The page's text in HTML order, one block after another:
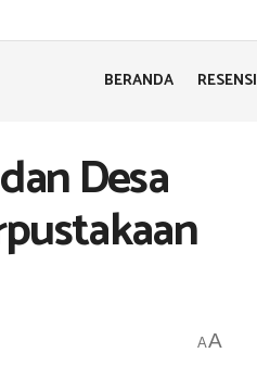
BERANDA RESENSI
Desa
AA